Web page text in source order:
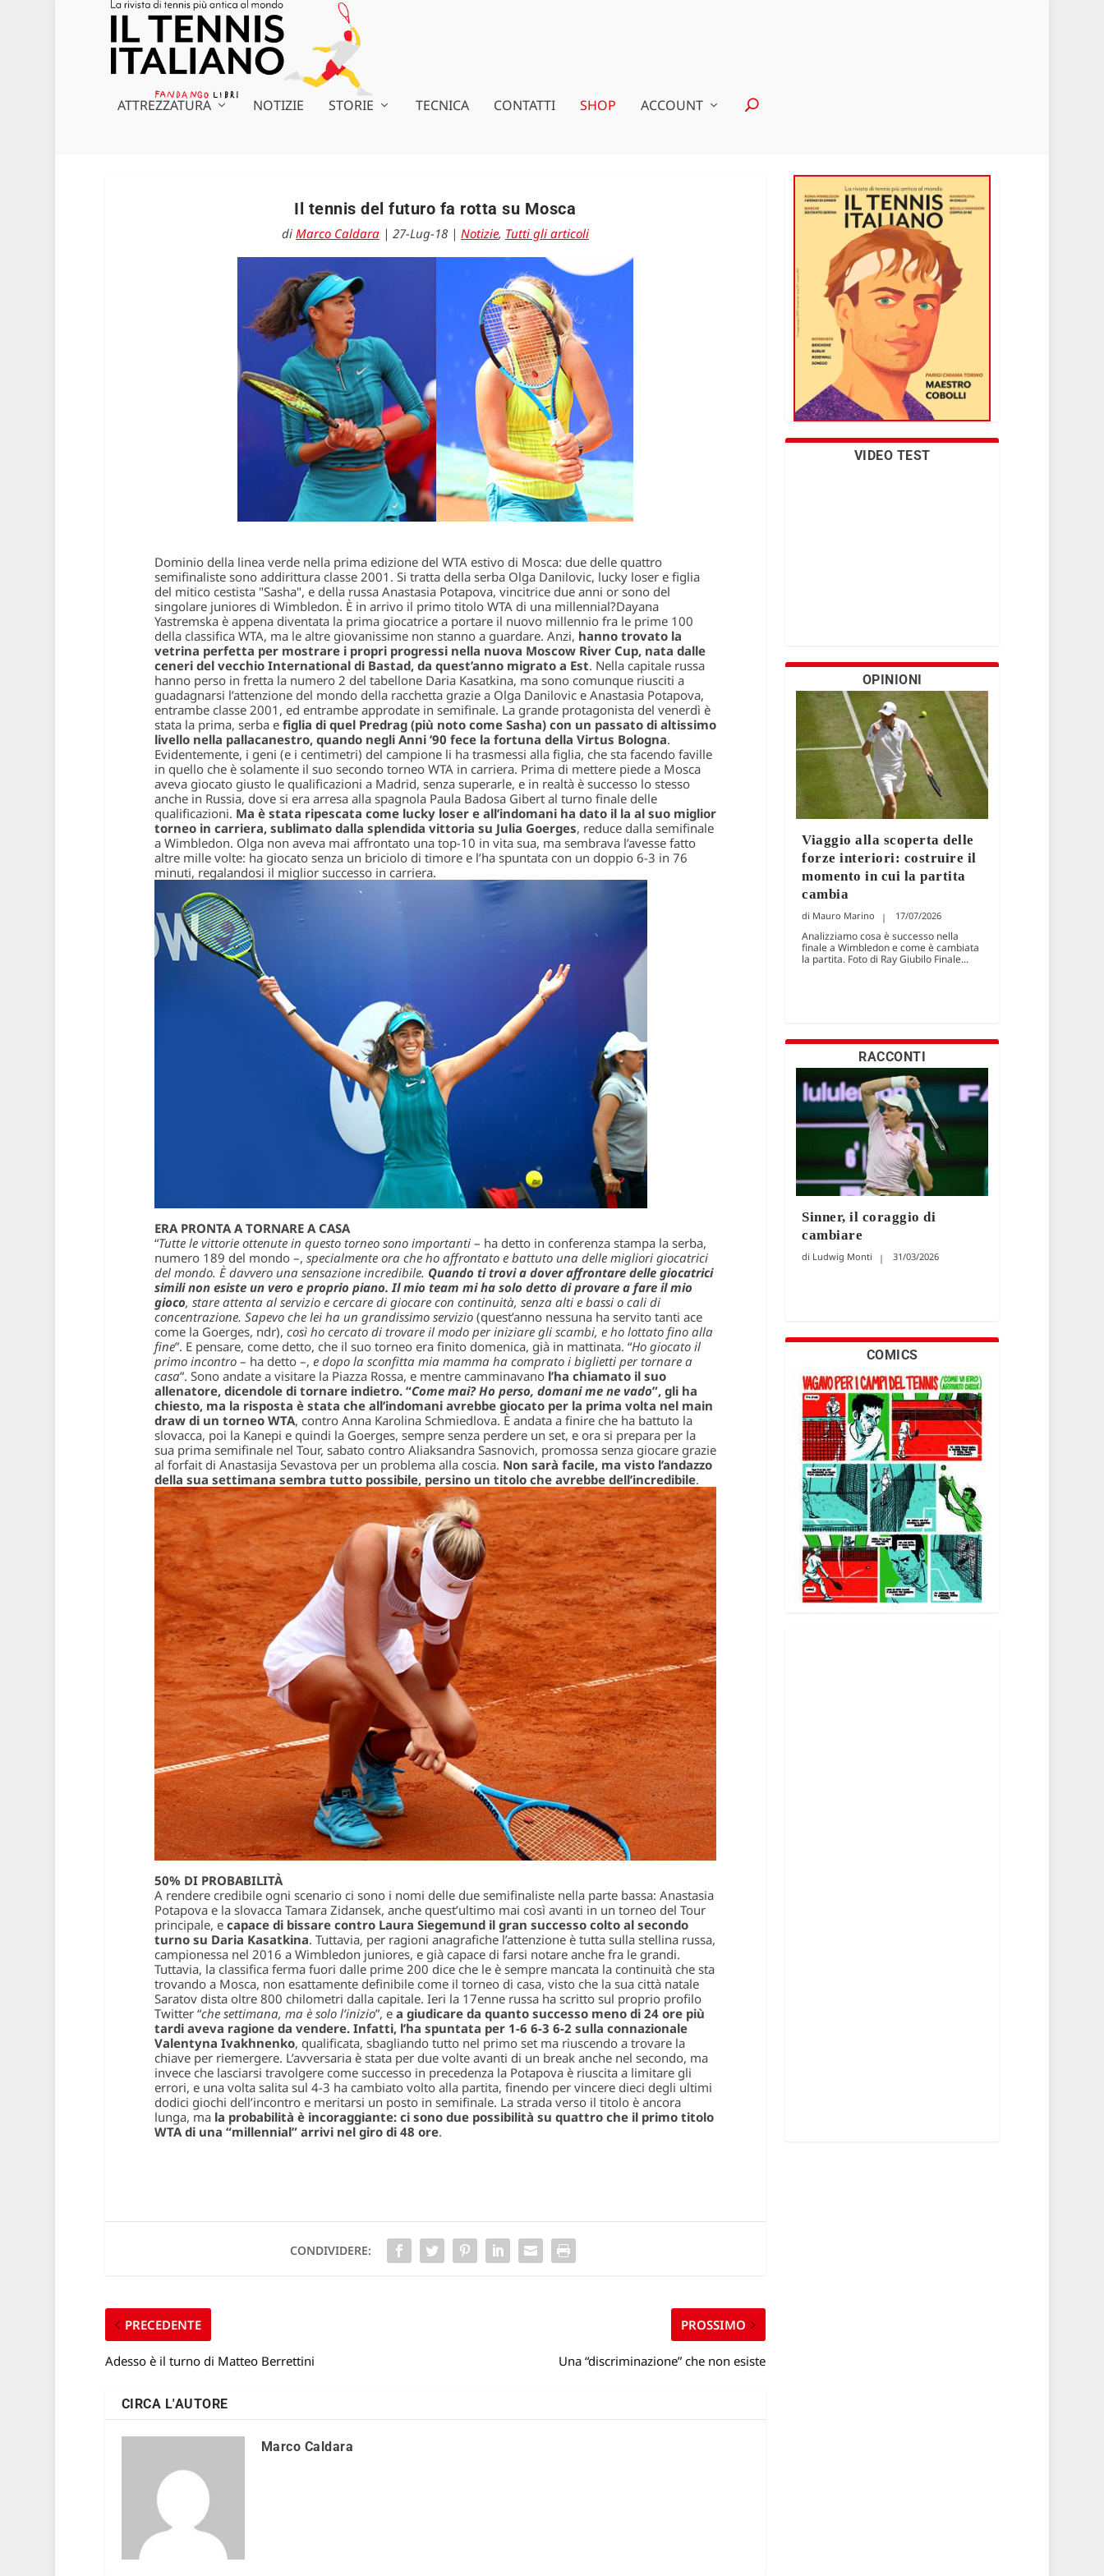
ATTREZZATURA NOTIZIE STORIE TECNICA CONTATTI SHOP ACCOUNT
Il tennis del futuro fa rotta su Mosca
di Marco Caldara| 27-Lug-18| Notizie, Tutti gli articoli
Dominio della linea verde nella prima edizione del WTA estivo di Mosca: due delle quattro
semifinaliste sono addirittura classe 2001. Si tratta della serba Olga Danilovic, lucky loser e figlia
del mitico cestista "Sasha", e della russa Anastasia Potapova, vincitrice due anni or sono del
singolare juniores di Wimbledon. È in arrivo il primo titolo WTA di una millennial?Dayana
Yastremska è appena diventata la prima giocatrice a portare il nuovo millennio fra le prime 100
della classifica WTA, ma le altre giovanissime non stanno a guardare. Anzi, hanno trovato la
vetrina perfetta per mostrare i propri progressi nella nuova Moscow River Cup, nata dalle
ceneri del vecchio International di Bastad, da quest’anno migrato a Est. Nella capitale russa
hanno perso in fretta la numero 2 del tabellone Daria Kasatkina, ma sono comunque riusciti a
guadagnarsi l’attenzione del mondo della racchetta grazie a Olga Danilovic e Anastasia Potapova,
entrambe classe 2001, ed entrambe approdate in semifinale. La grande protagonista del venerdì è
stata la prima, serba e figlia di quel Predrag (più noto come Sasha) con un passato di altissimo
livello nella pallacanestro, quando negli Anni ’90 fece la fortuna della Virtus Bologna.
Evidentemente, i geni (e i centimetri) del campione li ha trasmessi alla figlia, che sta facendo faville
in quello che è solamente il suo secondo torneo WTA in carriera. Prima di mettere piede a Mosca
aveva giocato giusto le qualificazioni a Madrid, senza superarle, e in realtà è successo lo stesso
anche in Russia, dove si era arresa alla spagnola Paula Badosa Gibert al turno finale delle
qualificazioni. Ma è stata ripescata come lucky loser e all’indomani ha dato il la al suo miglior
torneo in carriera, sublimato dalla splendida vittoria su Julia Goerges, reduce dalla semifinale
a Wimbledon. Olga non aveva mai affrontato una top-10 in vita sua, ma sembrava l’avesse fatto
altre mille volte: ha giocato senza un briciolo di timore e l’ha spuntata con un doppio 6-3 in 76
minuti, regalandosi il miglior successo in carriera.
ERA PRONTA A TORNARE A CASA
“Tutte le vittorie ottenute in questo torneo sono importanti– ha detto in conferenza stampa la serba,
numero 189 del mondo –, specialmente ora che ho affrontato e battuto una delle migliori giocatrici
del mondo. È davvero una sensazione incredibile. Quando ti trovi a dover affrontare delle giocatrici
simili non esiste un vero e proprio piano. Il mio team mi ha solo detto di provare a fare il mio
gioco, stare attenta al servizio e cercare di giocare con continuità, senza alti e bassi o cali di
concentrazione. Sapevo che lei ha un grandissimo servizio(quest’anno nessuna ha servito tanti ace
come la Goerges, ndr), così ho cercato di trovare il modo per iniziare gli scambi, e ho lottato fino alla
fine”. E pensare, come detto, che il suo torneo era finito domenica, già in mattinata. “Ho giocato il
primo incontro– ha detto –, e dopo la sconfitta mia mamma ha comprato i biglietti per tornare a
casa”. Sono andate a visitare la Piazza Rossa, e mentre camminavano l’ha chiamato il suo
allenatore, dicendole di tornare indietro. “Come mai? Ho perso, domani me ne vado”, gli ha
chiesto, ma la risposta è stata che all’indomani avrebbe giocato per la prima volta nel main
draw di un torneo WTA, contro Anna Karolina Schmiedlova. È andata a finire che ha battuto la
slovacca, poi la Kanepi e quindi la Goerges, sempre senza perdere un set, e ora si prepara per la
sua prima semifinale nel Tour, sabato contro Aliaksandra Sasnovich, promossa senza giocare grazie
al forfait di Anastasija Sevastova per un problema alla coscia. Non sarà facile, ma visto l’andazzo
della sua settimana sembra tutto possibile, persino un titolo che avrebbe dell’incredibile.
50% DI PROBABILITÀ
A rendere credibile ogni scenario ci sono i nomi delle due semifinaliste nella parte bassa: Anastasia
Potapova e la slovacca Tamara Zidansek, anche quest’ultimo mai così avanti in un torneo del Tour
principale, e capace di bissare contro Laura Siegemund il gran successo colto al secondo
turno su Daria Kasatkina. Tuttavia, per ragioni anagrafiche l’attenzione è tutta sulla stellina russa,
campionessa nel 2016 a Wimbledon juniores, e già capace di farsi notare anche fra le grandi.
Tuttavia, la classifica ferma fuori dalle prime 200 dice che le è sempre mancata la continuità che sta
trovando a Mosca, non esattamente definibile come il torneo di casa, visto che la sua città natale
Saratov dista oltre 800 chilometri dalla capitale. Ieri la 17enne russa ha scritto sul proprio profilo
Twitter “che settimana, ma è solo l’inizio”, e a giudicare da quanto successo meno di 24 ore più
tardi aveva ragione da vendere. Infatti, l’ha spuntata per 1-6 6-3 6-2 sulla connazionale
Valentyna Ivakhnenko, qualificata, sbagliando tutto nel primo set ma riuscendo a trovare la
chiave per riemergere. L’avversaria è stata per due volte avanti di un break anche nel secondo, ma
invece che lasciarsi travolgere come successo in precedenza la Potapova è riuscita a limitare gli
errori, e una volta salita sul 4-3 ha cambiato volto alla partita, finendo per vincere dieci degli ultimi
dodici giochi dell’incontro e meritarsi un posto in semifinale. La strada verso il titolo è ancora
lunga, ma la probabilità è incoraggiante: ci sono due possibilità su quattro che il primo titolo
WTA di una “millennial” arrivi nel giro di 48 ore.
CONDIVIDERE:
PRECEDENTE
Adesso è il turno di Matteo Berrettini
PROSSIMO
Una “discriminazione” che non esiste
CIRCA L'AUTORE
Marco Caldara
VIDEO TEST
OPINIONI
Viaggio alla scoperta delle
forze interiori: costruire il
momento in cui la partita
cambia
Mauro Marino 17/07/2026
Analizziamo cosa è successo nella
finale a Wimbledon e come è cambiata
la partita. Foto di Ray Giubilo Finale...
RACCONTI
Sinner, il coraggio di
cambiare
Ludwig Monti 31/03/2026
COMICS